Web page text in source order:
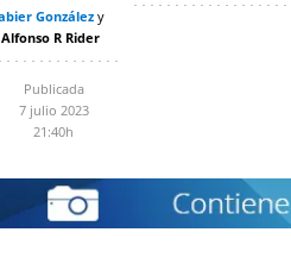
González
Alfonso R Rider
Publicada
7 julio 2023
21:40h